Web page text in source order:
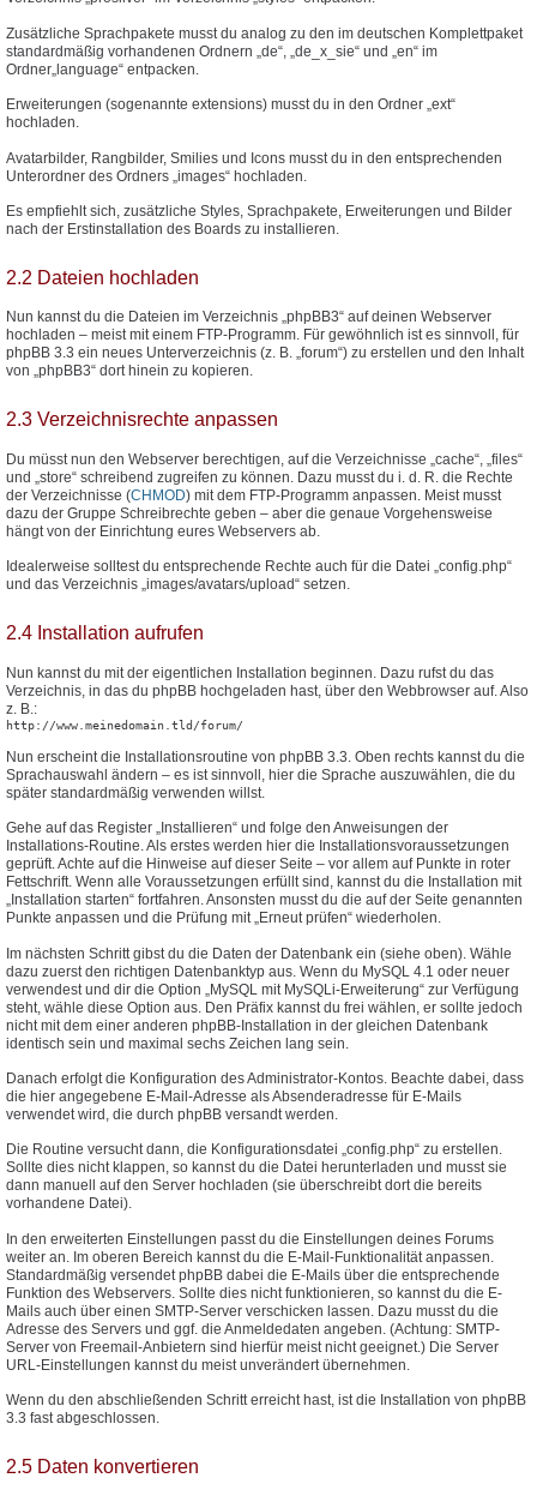
Zusätzliche Sprachpakete musst du analog zu den im deutschen Komplettpaket
standardmäßig vorhandenen Ordnern „de“, „de_x_sie“ und „en“ im
Ordner„language“ entpacken.
Erweiterungen (sogenannte extensions) musst du in den Ordner „ext“
hochladen.
Avatarbilder, Rangbilder, Smilies und Icons musst du in den entsprechenden
Unterordner des Ordners „images“ hochladen.
Es empfiehlt sich, zusätzliche Styles, Sprachpakete, Erweiterungen und Bilder
nach der Erstinstallation des Boards zu installieren.
2.2 Dateien hochladen
Nun kannst du die Dateien im Verzeichnis „phpBB3“ auf deinen Webserver
hochladen – meist mit einem FTP-Programm. Für gewöhnlich ist es sinnvoll, für
phpBB 3.3 ein neues Unterverzeichnis (z. B. „forum“) zu erstellen und den Inhalt
von „phpBB3“ dort hinein zu kopieren.
2.3 Verzeichnisrechte anpassen
Du müsst nun den Webserver berechtigen, auf die Verzeichnisse „cache“, „files“
und „store“ schreibend zugreifen zu können. Dazu musst du i. d. R. die Rechte
der Verzeichnisse (CHMOD) mit dem FTP-Programm anpassen. Meist musst
dazu der Gruppe Schreibrechte geben – aber die genaue Vorgehensweise
hängt von der Einrichtung eures Webservers ab.
Idealerweise solltest du entsprechende Rechte auch für die Datei „config.php“
und das Verzeichnis „images/avatars/upload“ setzen.
2.4 Installation aufrufen
Nun kannst du mit der eigentlichen Installation beginnen. Dazu rufst du das
Verzeichnis, in das du phpBB hochgeladen hast, über den Webbrowser auf. Also
z. B.:
http://www.meinedomain.tld/forum/
Nun erscheint die Installationsroutine von phpBB 3.3. Oben rechts kannst du die
Sprachauswahl ändern – es ist sinnvoll, hier die Sprache auszuwählen, die du
später standardmäßig verwenden willst.
Gehe auf das Register „Installieren“ und folge den Anweisungen der
Installations-Routine. Als erstes werden hier die Installationsvoraussetzungen
geprüft. Achte auf die Hinweise auf dieser Seite – vor allem auf Punkte in roter
Fettschrift. Wenn alle Voraussetzungen erfüllt sind, kannst du die Installation mit
„Installation starten“ fortfahren. Ansonsten musst du die auf der Seite genannten
Punkte anpassen und die Prüfung mit „Erneut prüfen“ wiederholen.
Im nächsten Schritt gibst du die Daten der Datenbank ein (siehe oben). Wähle
dazu zuerst den richtigen Datenbanktyp aus. Wenn du MySQL 4.1 oder neuer
verwendest und dir die Option „MySQL mit MySQLi-Erweiterung“ zur Verfügung
steht, wähle diese Option aus. Den Präfix kannst du frei wählen, er sollte jedoch
nicht mit dem einer anderen phpBB-Installation in der gleichen Datenbank
identisch sein und maximal sechs Zeichen lang sein.
Danach erfolgt die Konfiguration des Administrator-Kontos. Beachte dabei, dass
die hier angegebene E-Mail-Adresse als Absenderadresse für E-Mails
verwendet wird, die durch phpBB versandt werden.
Die Routine versucht dann, die Konfigurationsdatei „config.php“ zu erstellen.
Sollte dies nicht klappen, so kannst du die Datei herunterladen und musst sie
dann manuell auf den Server hochladen (sie überschreibt dort die bereits
vorhandene Datei).
In den erweiterten Einstellungen passt du die Einstellungen deines Forums
weiter an. Im oberen Bereich kannst du die E-Mail-Funktionalität anpassen.
Standardmäßig versendet phpBB dabei die E-Mails über die entsprechende
Funktion des Webservers. Sollte dies nicht funktionieren, so kannst du die E-
Mails auch über einen SMTP-Server verschicken lassen. Dazu musst du die
Adresse des Servers und ggf. die Anmeldedaten angeben. (Achtung: SMTP-
Server von Freemail-Anbietern sind hierfür meist nicht geeignet.) Die Server
URL-Einstellungen kannst du meist unverändert übernehmen.
Wenn du den abschließenden Schritt erreicht hast, ist die Installation von phpBB
3.3 fast abgeschlossen.
2.5 Daten konvertieren